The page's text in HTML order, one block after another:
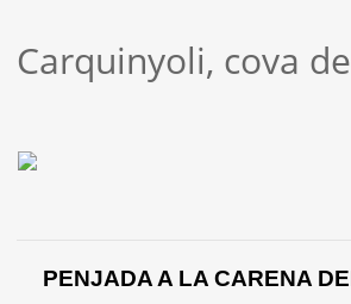
Carquinyoli, cova
PENJADA A LA CARENA